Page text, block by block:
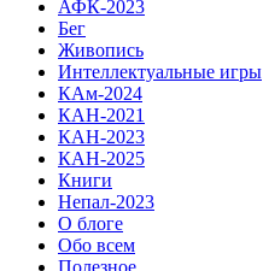
АФК-2023
Бег
Живопись
Интеллектуальные игры
КАм-2024
КАН-2021
КАН-2023
КАН-2025
Книги
Непал-2023
О блоге
Обо всем
Полезное